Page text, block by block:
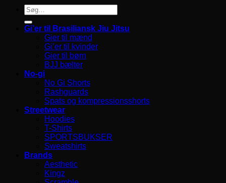
Søg
efter:
Gi’er til Brasiliansk Jiu Jitsu
Gier til mænd
Gi’er til kvinder
Gier til børn
BJJ bælter
No-gi
No Gi Shorts
Rashguards
Spats og kompressionsshorts
Streetwear
Hoodies
T-Shirts
SPORTSBUKSER
Sweatshirts
Brands
Aesthetic
Kingz